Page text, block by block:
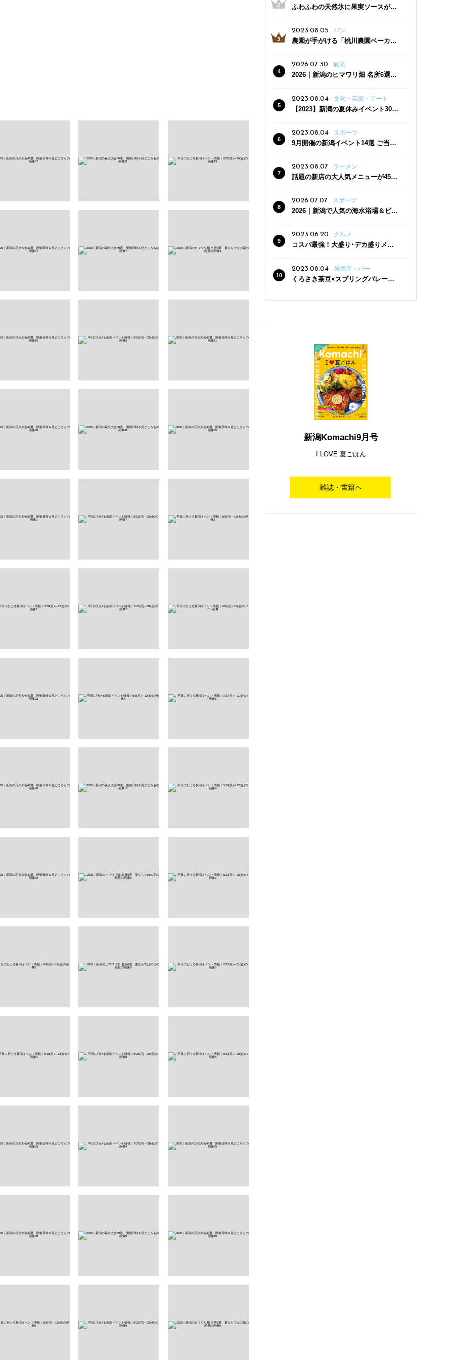
ふわふわの天然氷に果実ソースがた
三条駅近くにオープン
2023.08.05 パン
農園が手がける「桃川農園ベーカリ
った焼きたてパンのほか、ジェラー
トやスムージーも
2026.07.30 観光
2026｜新潟のヒマワリ畑 名所6選
2023.08.04
文化・芸術・アート
【2023】新潟の夏休みイベント30
2023.08.04
スポーツ
9月開催の新潟イベント14選 ご当地
2023.08.07 ラーメン
話題の新店の大人気メニューが450
クーポン登場
2026.07.07 スポーツ
2026｜新潟で人気の海水浴場＆ビー
2023.06.20
グルメ
コスパ最強！大盛り･デカ盛りメニ
2023.08.04
居酒屋・バー
くろさき茶豆×スプリングバレー豊
新潟Komachi9月号
I LOVE 夏ごはん
雑誌・書籍へ